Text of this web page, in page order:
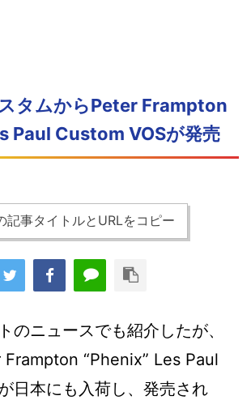
タムからPeter Frampton
Paul Custom VOSが発売
記事タイトルとURLをコピー
のニュースでも紹介したが、
“Phenix” Les Paul
日本にも入荷し、発売され